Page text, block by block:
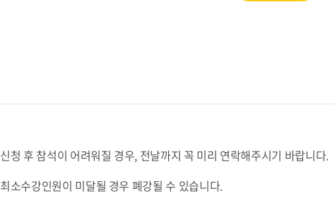
신청 후 참석이 어려워질 경우, 전날까지 꼭 미리 연락해주시기 바랍니다.
최소수강인원이 미달될 경우 폐강될 수 있습니다.